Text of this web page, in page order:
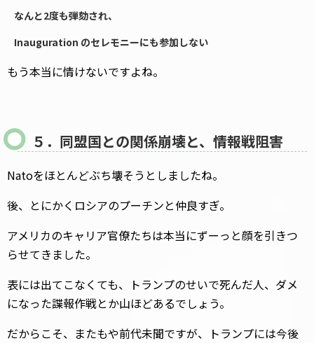
なんと2度も弾劾され、
Inauguration のセレモニーにも参加しない
もう本当に情けないですよね。
５．同盟国との関係崩壊と、情報戦阻害
Natoをほとんどぶち壊そうとしましたね。
後、とにかくロシアのプーチンと仲良すぎ。
アメリカのキャリア官僚たちは本当にずーっと顔を引きつ
らせてきました。
表には出てこなくても、トランプのせいで死んだ人、ダメ
になった諜報作戦とか山ほどあるでしょう。
だからこそ、またもや前代未聞ですが、トランプには今後